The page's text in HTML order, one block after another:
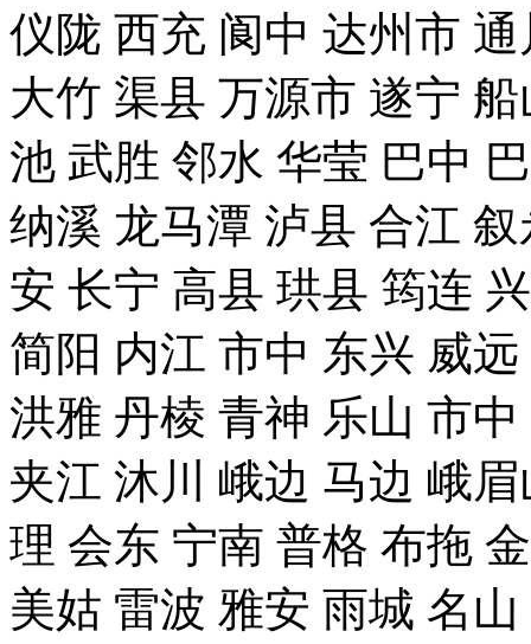
仪陇 西充 阆中 达州市
大竹 渠县 万源市 遂宁
池 武胜 邻水 华莹 巴中
纳溪 龙马潭 泸县 合江
安 长宁 高县 珙县 筠连
简阳 内江 市中 东兴 威
洪雅 丹棱 青神 乐山 市
夹江 沐川 峨边 马边 峨
理 会东 宁南 普格 布拖
美姑 雷波 雅安 雨城 名